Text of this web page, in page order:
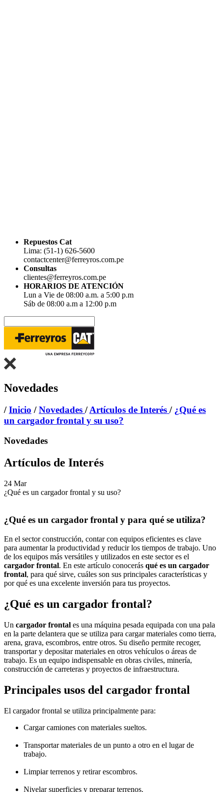
Repuestos Cat
Lima: (51-1) 626-5600
contactcenter@ferreyros.com.pe
Consultas
clientes@ferreyros.com.pe
HORARIOS DE ATENCIÓN
Lun a Vie de 08:00 a.m. a 5:00 p.m
Sáb de 08:00 a.m a 12:00 p.m
Novedades
/Inicio /Novedades /Artículos de Interés / ¿Qué es
un cargador frontal y su uso?
Novedades
Artículos de Interés
24 Mar
¿Qué es un cargador frontal y su uso?
¿Qué es un cargador frontal y para qué se utiliza?
En el sector construcción, contar con equipos eficientes es clave
para aumentar la productividad y reducir los tiempos de trabajo. Uno
de los equipos más versátiles y utilizados en este sector es el
cargador frontal. En este artículo conocerás qué es un cargador
frontal, para qué sirve, cuáles son sus principales características y
por qué es una excelente inversión para tus proyectos.
¿Qué es un cargador frontal?
Un cargador frontal es una máquina pesada equipada con una pala
en la parte delantera que se utiliza para cargar materiales como tierra,
arena, grava, escombros, entre otros. Su diseño permite recoger,
transportar y depositar materiales en otros vehículos o áreas de
trabajo. Es un equipo indispensable en obras civiles, minería,
construcción de carreteras y proyectos de infraestructura.
Principales usos del cargador frontal
El cargador frontal se utiliza principalmente para:
Cargar camiones con materiales sueltos.
Transportar materiales de un punto a otro en el lugar de
trabajo.
Limpiar terrenos y retirar escombros.
Nivelar superficies y preparar terrenos.